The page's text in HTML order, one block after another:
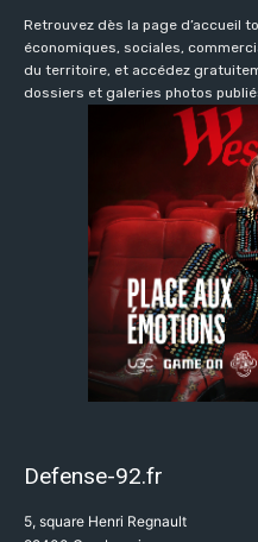
Retrouvez dès la page d’accueil
économiques, sociales,
du territoire, et accédez
dossiers et galeries photos
Defense-92.fr
5, square Henri Regnault